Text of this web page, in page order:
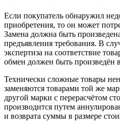
Если покупатель обнаружил
приобретения, то он может
Замена должна быть
предъявления требования. В
экспертиза на соответствие
обмен должен быть произведён
Технически сложные товары
заменяются товарами той же
другой марки с перерасчётом
производится путем
и возврата суммы в размере